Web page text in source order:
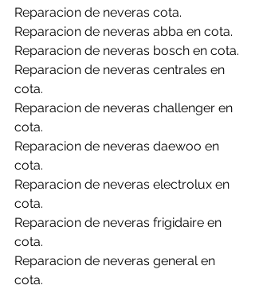
Reparacion de neveras cota.
Reparacion de neveras abba en cota.
Reparacion de neveras bosch en cota.
Reparacion de neveras centrales en
cota.
Reparacion de neveras challenger en
cota.
Reparacion de neveras daewoo en
cota.
Reparacion de neveras electrolux en
cota.
Reparacion de neveras frigidaire en
cota.
Reparacion de neveras general en
cota.